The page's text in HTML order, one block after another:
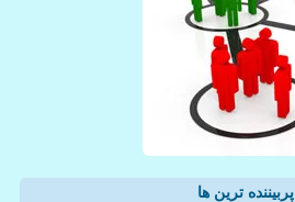
پربیننده ترین ها